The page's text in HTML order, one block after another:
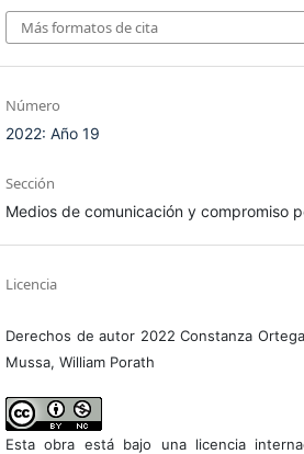
Más formatos de cita
Número
2022: Año 19
Sección
Medios de comunicación y compromiso
Licencia
Derechos de autor 2022 Constanza
Mussa, William Porath
Esta obra está bajo una licencia